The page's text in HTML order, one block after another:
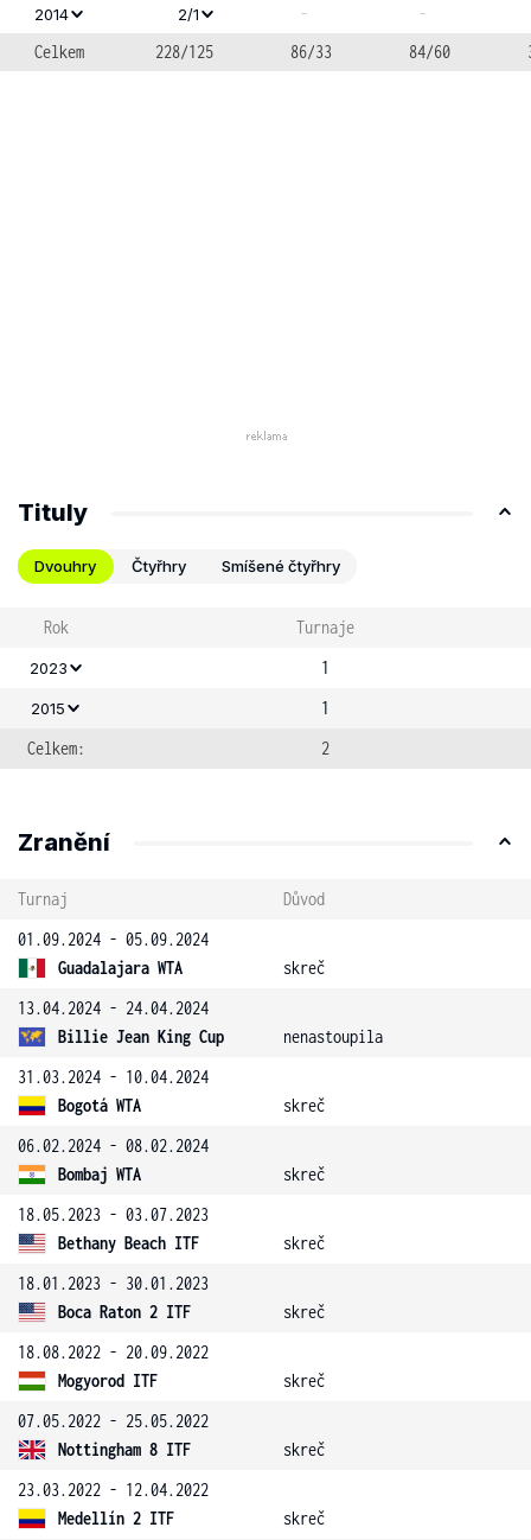
2014 2/1 -
-
Celkem
228/125 86/33 84/60
Tituly
Dvouhry Čtyřhry Smíšené čtyřhry
Rok Turnaje
2023 1
2015
1
Celkem:
2
Zranění
Turnaj
Důvod
01.09.2024 - 05.09.2024
Guadalajara WTA
skreč
13.04.2024 - 24.04.2024
Billie Jean King Cup
nenastoupila
31.03.2024 - 10.04.2024
Bogotá WTA
skreč
06.02.2024 - 08.02.2024
Bombaj WTA
skreč
18.05.2023 - 03.07.2023
Bethany Beach ITF
skreč
18.01.2023 - 30.01.2023
Boca Raton 2 ITF
skreč
18.08.2022 - 20.09.2022
Mogyorod ITF
skreč
07.05.2022 - 25.05.2022
Nottingham 8 ITF
skreč
23.03.2022 - 12.04.2022
Medellín 2 ITF
skreč